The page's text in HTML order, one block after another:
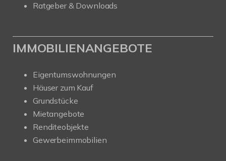
Ratgeber & Downloads
IMMOBILIENANGEBOTE
Eigentumswohnungen
Häuser zum Kauf
Grundstücke
Mietangebote
Renditeobjekte
Gewerbeimmobilien